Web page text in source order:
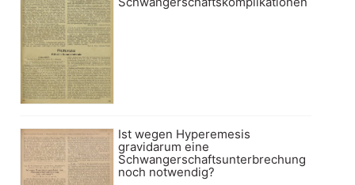
Ist wegen Hyperemesis
gravidarum eine
Schwangerschaftsunterbrechung
noch notwendig?